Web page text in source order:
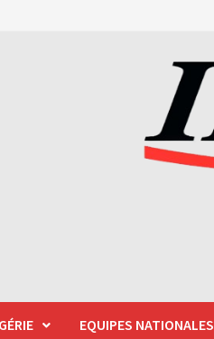
EQUIPES NATIONALES